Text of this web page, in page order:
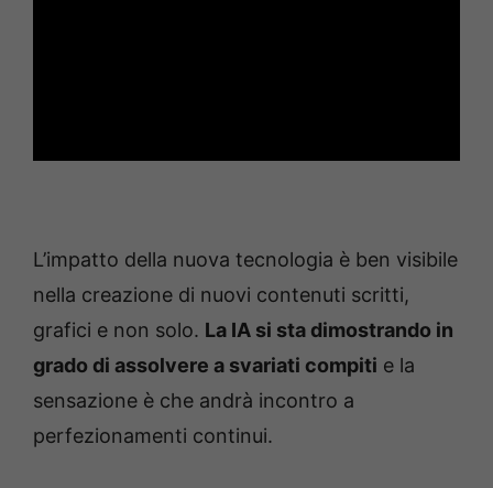
L’impatto della nuova tecnologia è ben visibile
nella creazione di nuovi contenuti scritti,
grafici e non solo. La IA si sta dimostrando in
grado di assolvere a svariati compiti e la
sensazione è che andrà incontro a
perfezionamenti continui.